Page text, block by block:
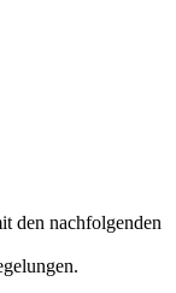
den nachfolgenden